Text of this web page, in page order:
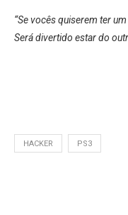
“Se vocês quiserem ter
Será divertido estar do
HACKER PS3